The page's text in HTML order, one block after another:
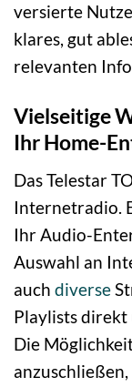
versierte
klares, gut
relevanten
Vielseitige
Ihr Home-
Das Telestar
Internetradio.
Ihr Audio-
Auswahl an
auch diverse
Playlists direkt
Die